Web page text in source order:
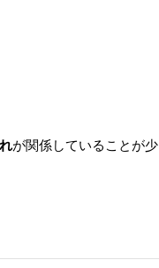
が関係していることが少